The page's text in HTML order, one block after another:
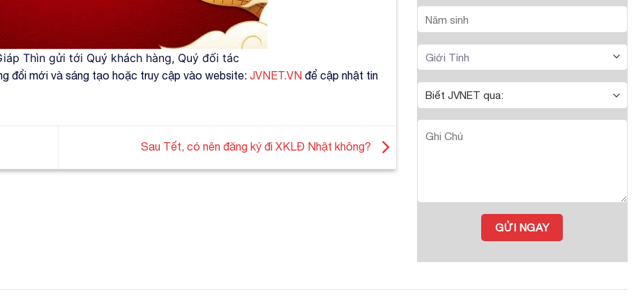
Thìn gửi tới Quý khách hàng, Quý đối tác
đổi mới và sáng tạo hoặc truy cập vào website: JVNET.VN để cập nhật tin
Sau Tết, có nên đăng ký đi XKLĐ Nhật không?